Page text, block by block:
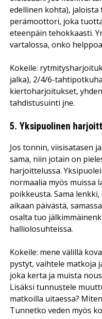
edellinen kohta),
perämoottori, joka
eteenpäin tehokkaasti.
vartalossa, onko
Kokeile:
jalka), 2/4/6-
kiertoharjoitukset,
tahdistusuinti jne.
5. Yksipuolinen
Jos tonnin, viisisatasen
sama, niin jotain on
harjoittelussa.
normaalia myös muissa
poikkeusta. Sama
aikaan päivästä,
osalta tuo
halliolosuhteissa.
Kokeile: mene välillä
pystyt, vaihtele matkoja
joka kerta ja muista
Lisäksi tunnustele
matkoilla uitaessa?
Tunnetko veden myös